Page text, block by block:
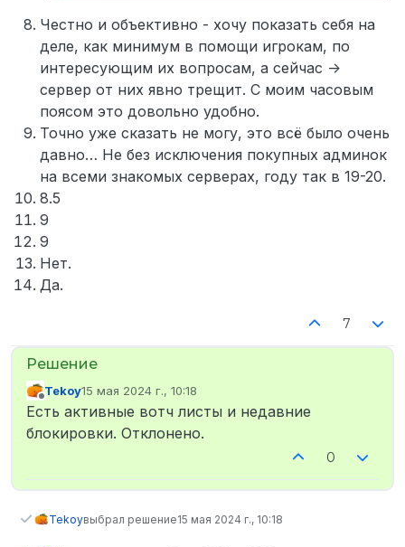
Честно и объективно - хочу показать себя на
деле, как минимум в помощи игрокам, по
интересующим их вопросам, а сейчас ->
сервер от них явно трещит. С моим часовым
поясом это довольно удобно.
Точно уже сказать не могу, это всё было очень
давно… Не без исключения покупных админок
на всеми знакомых серверах, году так в 19-20.
8.5
9
9
Нет.
Да.
7
Не в сети
Tekoy15 мая 2024 г., 10:18
отредактировано
Есть активные вотч листы и недавние
блокировки. Отклонено.
0
Tekoyвыбрал решение15 мая 2024 г., 10:18